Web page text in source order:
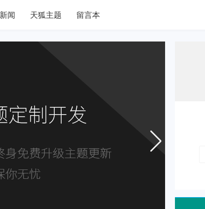
闻 天狐主题 留言本